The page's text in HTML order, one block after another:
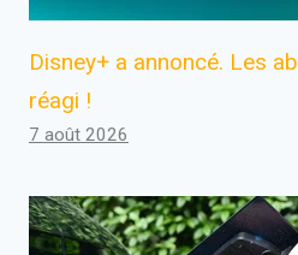
Disney+ a annoncé. Les
réagi !
7 août 2026